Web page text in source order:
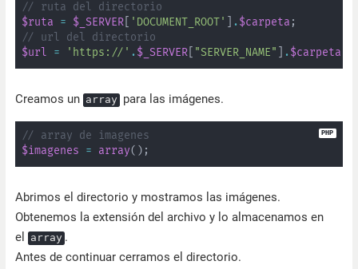
// ruta del directorio
$ruta
= $_SERVER 'DOCUMENT_ROOT' . $carpeta ;
// url del directorio
$url
= 'https://' . $_SERVER "SERVER_NAME" . $carpeta
Creamos un array para las imágenes.
// array de imagenes
$imagenes
= array( ) ;
Abrimos el directorio y mostramos las imágenes.
Obtenemos la extensión del archivo y lo almacenamos en
el
array .
Antes de continuar cerramos el directorio.